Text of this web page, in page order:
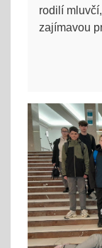
rodilí
zajímavou